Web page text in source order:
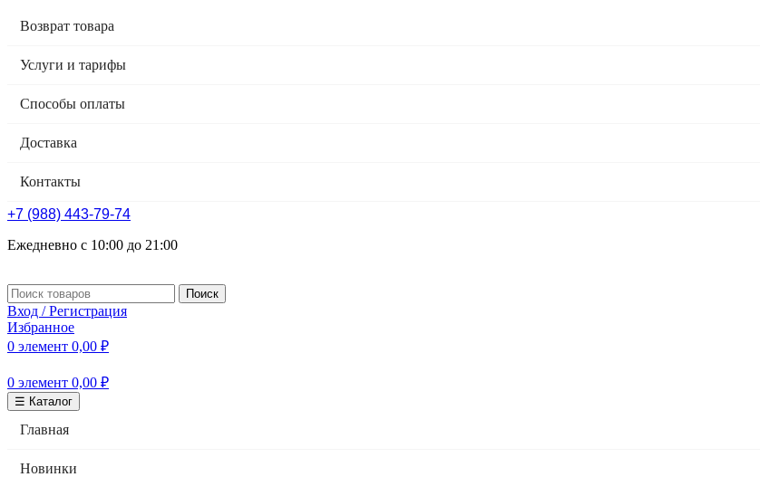
Возврат товара
Услуги и тарифы
Способы оплаты
Доставка
Контакты
+7 (988) 443-79-74
Ежедневно с 10:00 до 21:00
Поиск
Вход / Регистрация
Избранное
0 элемент 0,00 ₽
0 элемент 0,00 ₽
☰ Каталог
Главная
Новинки